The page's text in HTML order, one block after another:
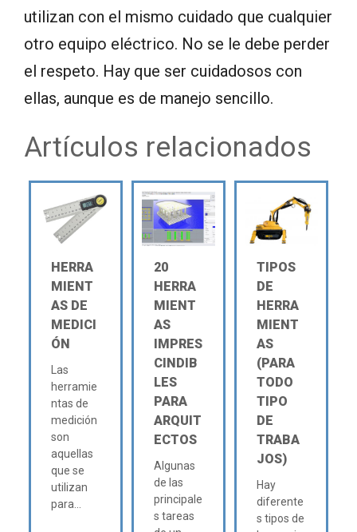
utilizan con el mismo cuidado que cualquier
otro equipo eléctrico. No se le debe perder
el respeto. Hay que ser cuidadosos con
ellas, aunque es de manejo sencillo.
Artículos relacionados
HERRA
MIENT
AS DE
MEDICI
ÓN
Las
herramie
ntas de
medición
son
aquellas
que se
utilizan
para...
20
HERRA
MIENT
AS
IMPRES
CINDIB
LES
PARA
ARQUIT
ECTOS
Algunas
de las
principale
s tareas
TIPOS
DE
HERRA
MIENT
AS
(PARA
TODO
TIPO
DE
TRABA
JOS)
Hay
diferente
s tipos de